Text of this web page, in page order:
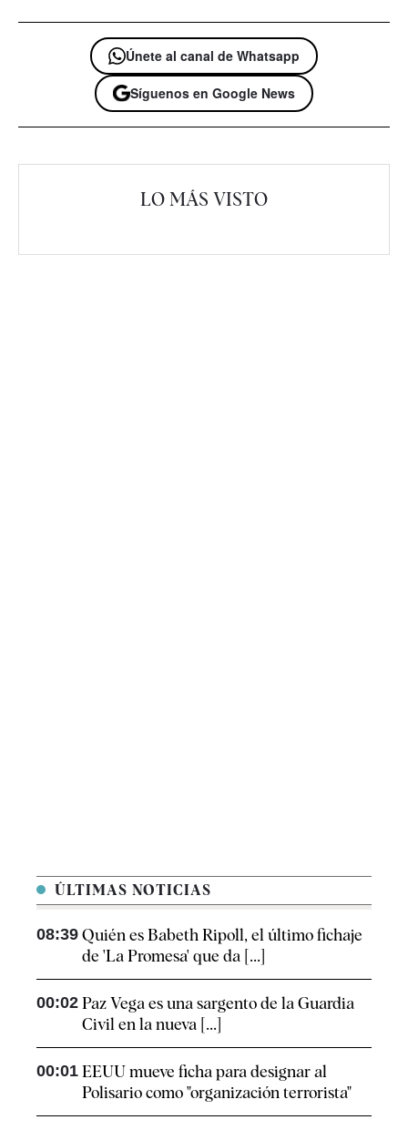
Únete al canal de Whatsapp
Síguenos en Google News
LO MÁS VISTO
ÚLTIMAS NOTICIAS
08:39 Quién es Babeth Ripoll, el último fichaje
de 'La Promesa' que da [...]
00:02 Paz Vega es una sargento de la Guardia
Civil en la nueva [...]
00:01 EEUU mueve ficha para designar al
Polisario como "organización terrorista"